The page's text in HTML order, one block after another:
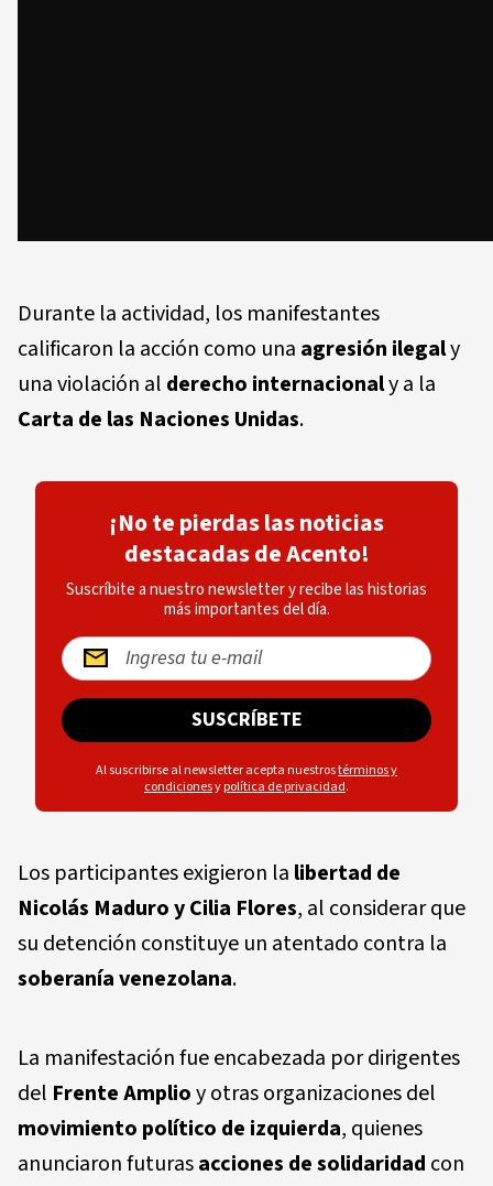
Durante la actividad, los manifestantes
calificaron la acción como una agresión ilegaly
una violación al derecho internacionaly a la
Carta de las Naciones Unidas.
¡No te pierdas las noticias
destacadas de Acento!
Suscríbite a nuestro newsletter y recibe las historias
más importantes del día.
SUSCRÍBETE
Al suscribirse al newsletter acepta nuestrostérminos y
condicionesypolítica de privacidad.
Los participantes exigieron la libertad de
Nicolás Maduro y Cilia Flores, al considerar que
su detención constituye un atentado contra la
soberanía venezolana.
La manifestación fue encabezada por dirigentes
del Frente Amplioy otras organizaciones del
movimiento político de izquierda, quienes
anunciaron futurasacciones de solidaridad con